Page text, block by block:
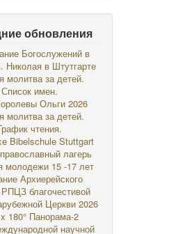
обновления
Богослужений в
Николая в Штутгарте
молитва за детей.
Список имен.
Ольги 2026
молитва за детей.
чтения.
Bibelschule Stuttgart
лагерь
молодежи 15 -17 лет
Архиерейского
благочестивой
Церкви 2026
180° Панорама-2
научной